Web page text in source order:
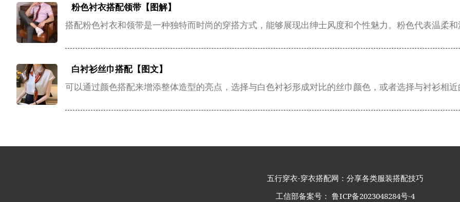
粉色衬衣搭配领带【图解】
搭配粉色衬衣和领带是一种独特而时尚的穿搭方式，能够展现出绅士风度和个性魅力。粉色代表温柔
白衬衫丝巾搭配【图文】
可以通过颜色搭配来增添整体造型的亮点，选择与白色衬衫形成对比的丝巾颜色，或者选择与衬衫相
五行穿衣-穿衣搭配网：分享各类服装搭配技巧
工信部备案号： 鲁ICP备2023048284号-4